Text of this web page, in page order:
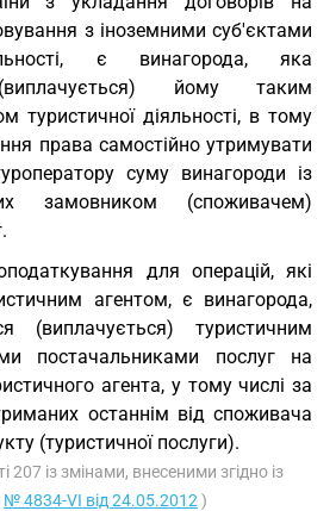
з іноземними суб'єктами
є винагорода, яка
йому таким
туристичної діяльності, в тому
права самостійно утримувати
суму винагороди із
замовником (споживачем)
для операцій, які
агентом, є винагорода,
(виплачується) туристичним
постачальниками послуг на
агента, у тому числі за
останнім від споживача
(туристичної послуги).
207 із змінами, внесеними згідно із
№ 4834-VI від 24.05.2012 )